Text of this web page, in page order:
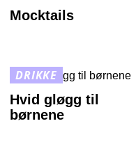
Mocktails
DRIKKE
Hvid gløgg til
børnene